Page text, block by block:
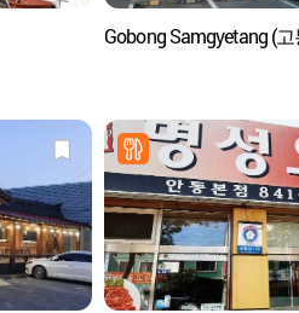
Gobong Samgyetang (